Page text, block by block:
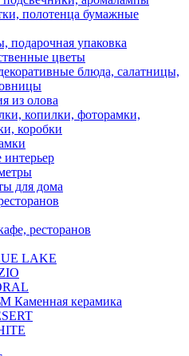
полотенца бумажные
подарочная упаковка
цветы
блюда, салатницы,
из олова
копилки, фоторамки,
коробки
интерьер
для дома
ресторанов
LAKE
керамика